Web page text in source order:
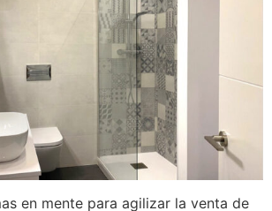
en mente para agilizar la venta de